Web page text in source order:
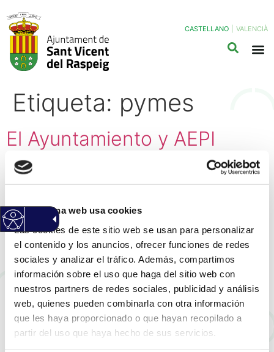
Esta página web usa cookies
Las cookies de este sitio web se usan para personalizar
el contenido y los anuncios, ofrecer funciones de redes
sociales y analizar el tráfico. Además, compartimos
información sobre el uso que haga del sitio web con
nuestros partners de redes sociales, publicidad y análisis
web, quienes pueden combinarla con otra información
que les haya proporcionado o que hayan recopilado a
partir del uso que haya hecho de sus servicios.
CASTELLANO VALENCIÀ
Etiqueta: pymes
El Ayuntamiento y AEPI
reúnen a empresarios,
emprendedores y
profesionales para debatir
sobre el presente y futuro
de la economía local